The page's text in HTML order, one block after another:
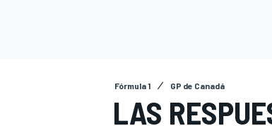
Fórmula 1 GP de Canadá
LAS